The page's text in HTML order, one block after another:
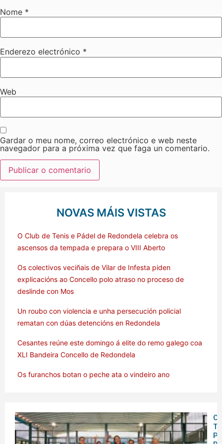
Nome *
Enderezo electrónico *
Web
Gardar o meu nome, correo electrónico e web neste
navegador para a próxima vez que faga un comentario.
NOVAS MÁIS VISTAS
O Club de Tenis e Pádel de Redondela celebra os
ascensos da tempada e prepara o VIII Aberto
Os colectivos veciñais de Vilar de Infesta piden
explicacións ao Concello polo atraso no proceso de
deslinde con Mos
Un roubo con violencia e unha persecución policial
rematan con dúas detencións en Redondela
Cesantes reúne este domingo á elite do remo galego coa
XLI Bandeira Concello de Redondela
Os furanchos botan o peche ata o vindeiro ano
O